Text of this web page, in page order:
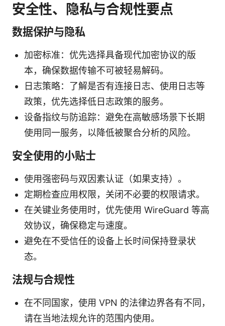
安全性、隐私与合规性要点
数据保护与隐私
加密标准：优先选择具备现代加密协议的版
本，确保数据传输不可被轻易解码。
日志策略：了解是否有连接日志、使用日志等
政策，优先选择低日志政策的服务。
设备指纹与防追踪：避免在高敏感场景下长期
使用同一服务，以降低被聚合分析的风险。
安全使用的小贴士
使用强密码与双因素认证（如果支持）。
定期检查应用权限，关闭不必要的权限请求。
在关键业务使用时，优先使用 WireGuard 等高
效协议，确保稳定与速度。
避免在不受信任的设备上长时间保持登录状
态。
法规与合规性
在不同国家，使用 VPN 的法律边界各有不同，
请在当地法规允许的范围内使用。